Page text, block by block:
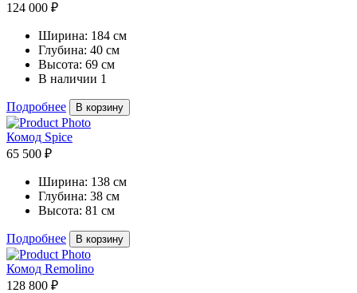
124 000 ₽
Ширина: 184 см
Глубина: 40 см
Высота: 69 см
В наличии 1
Подробнее В корзину
Комод Spice
65 500 ₽
Ширина: 138 см
Глубина: 38 см
Высота: 81 см
Подробнее В корзину
Комод Remolino
128 800 ₽